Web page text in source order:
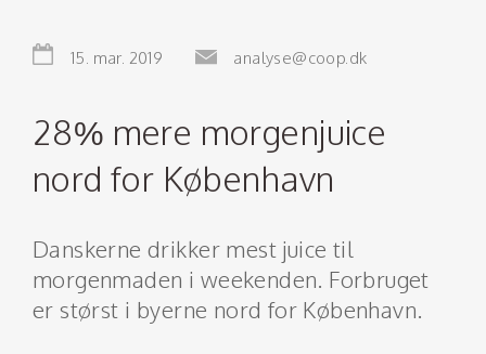
15. mar. 2019 analyse@coop.dk
28% mere morgenjuice
nord for København
Danskerne drikker mest juice til
morgenmaden i weekenden. Forbruget
er størst i byerne nord for København.